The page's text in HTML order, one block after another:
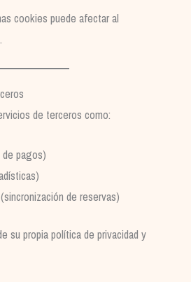
cookies puede afectar al
de terceros como:
pagos)
de reservas)
su propia política de privacidad y